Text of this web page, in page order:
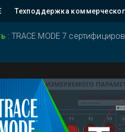
Техподдержка
: TRACE MODE 7